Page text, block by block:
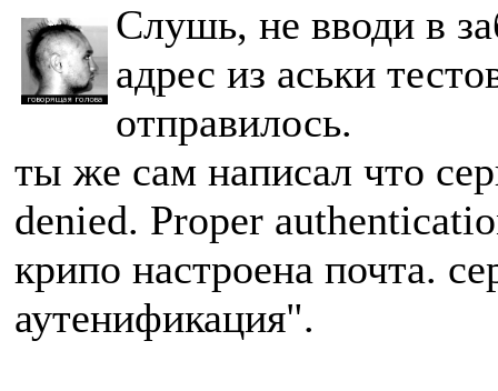
Слушь, не вводи в
адрес из аськи
отправилось.
ты же сам написал что
denied. Proper
крипо настроена почта.
аутенификация".